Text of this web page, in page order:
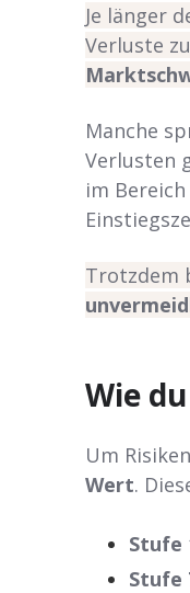
Je länger
Verluste
Manche
Verlusten
im
Trotzdem
Wie
Um
Wert.
Stufe
Stufe